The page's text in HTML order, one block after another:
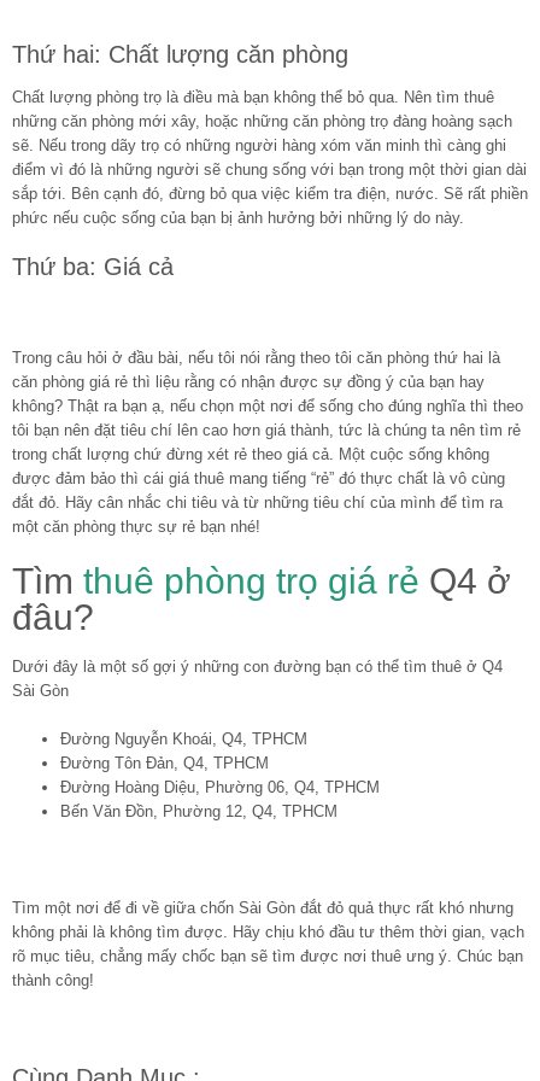
Thứ hai: Chất lượng căn phòng
Chất lượng phòng trọ là điều mà bạn không thể bỏ qua. Nên tìm thuê
những căn phòng mới xây, hoặc những căn phòng trọ đàng hoàng sạch
sẽ. Nếu trong dãy trọ có những người hàng xóm văn minh thì càng ghi
điểm vì đó là những người sẽ chung sống với bạn trong một thời gian dài
sắp tới. Bên cạnh đó, đừng bỏ qua việc kiểm tra điện, nước. Sẽ rất phiền
phức nếu cuộc sống của bạn bị ảnh hưởng bởi những lý do này.
Thứ ba: Giá cả
Trong câu hỏi ở đầu bài, nếu tôi nói rằng theo tôi căn phòng thứ hai là
căn phòng giá rẻ thì liệu rằng có nhận được sự đồng ý của bạn hay
không? Thật ra bạn ạ, nếu chọn một nơi để sống cho đúng nghĩa thì theo
tôi bạn nên đặt tiêu chí lên cao hơn giá thành, tức là chúng ta nên tìm rẻ
trong chất lượng chứ đừng xét rẻ theo giá cả. Một cuộc sống không
được đảm bảo thì cái giá thuê mang tiếng “rẻ” đó thực chất là vô cùng
đắt đỏ. Hãy cân nhắc chi tiêu và từ những tiêu chí của mình để tìm ra
một căn phòng thực sự rẻ bạn nhé!
Tìm thuê phòng trọ giá rẻ Q4 ở
đâu?
Dưới đây là một số gợi ý những con đường bạn có thể tìm thuê ở Q4
Sài Gòn
Đường Nguyễn Khoái, Q4, TPHCM
Đường Tôn Đản, Q4, TPHCM
Đường Hoàng Diệu, Phường 06, Q4, TPHCM
Bến Văn Đồn, Phường 12, Q4, TPHCM
Tìm một nơi để đi về giữa chốn Sài Gòn đắt đỏ quả thực rất khó nhưng
không phải là không tìm được. Hãy chịu khó đầu tư thêm thời gian, vạch
rõ mục tiêu, chẳng mấy chốc bạn sẽ tìm được nơi thuê ưng ý. Chúc bạn
thành công!